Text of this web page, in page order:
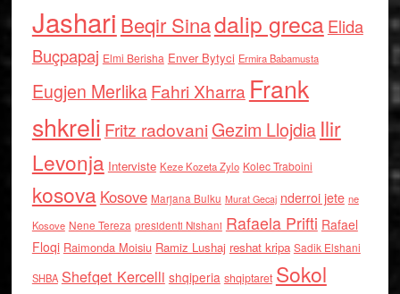
Jashari Beqir Sinadalip grecaElida
Buçpapaj Elmi Berisha Enver Bytyci Ermira Babamusta
Eugjen MerlikaFahri Xharra Frank
shkreli Fritz radovaniGezim Llojdia Ilir
Levonja Interviste Keze Kozeta Zylo Kolec Traboini
kosova Kosove Marjana Bulku Murat Gecaj nderroi jete ne
Kosove Nene Tereza presidenti Nishani Rafaela Prifti Rafael
Floqi Raimonda Moisiu Ramiz Lushaj reshat kripa Sadik Elshani
SHBA Shefqet Kercelli shqiperia shqiptaret Sokol